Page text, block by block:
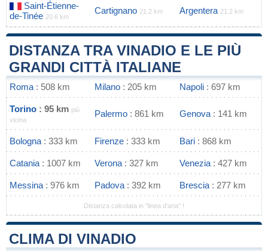
Saint-Étienne-
de-Tinée 20.6 km
Cartignano 21.2 km Argentera 21.2 km
DISTANZA TRA VINADIO E LE PIÙ
GRANDI CITTÀ ITALIANE
Roma : 508 km Milano : 205 km Napoli : 697 km
Torino : 95 km più
vicina
Palermo : 861 km Genova : 141 km
Bologna : 333 km Firenze : 333 km Bari : 868 km
Catania : 1007 km Verona : 327 km Venezia : 427 km
Messina : 976 km Padova : 392 km Brescia : 277 km
Distanza calcolata in "linea d'aria" !
CLIMA DI VINADIO